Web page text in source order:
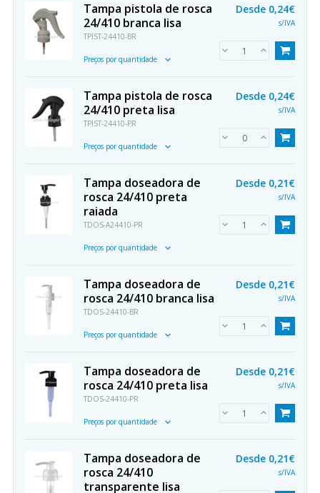
Tampa pistola de rosca
24/410 branca lisa
TPIST-24410-BR
Preços por quantidade
Desde 0,24€
s/IVA
Tampa pistola de rosca
24/410 preta lisa
TPIST-24410-PR
Preços por quantidade
Desde 0,24€
s/IVA
Tampa doseadora de
rosca 24/410 preta
raiada
TDOS-A24410-PR
Preços por quantidade
Desde 0,21€
s/IVA
Tampa doseadora de
rosca 24/410 branca lisa
TDOS-24410-BR
Preços por quantidade
Desde 0,21€
s/IVA
Tampa doseadora de
rosca 24/410 preta lisa
TDOS-24410-PR
Preços por quantidade
Desde 0,21€
s/IVA
Tampa doseadora de
rosca 24/410
transparente lisa
Desde 0,21€
s/IVA